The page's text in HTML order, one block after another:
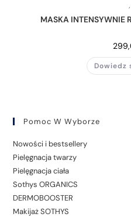
,
MASKA INTENSYWNIE
Dowiedz
Pomoc W Wyborze
Nowości i bestsellery
Pielęgnacja twarzy
Pielęgnacja ciała
Sothys ORGANICS
DERMOBOOSTER
Makijaż SOTHYS